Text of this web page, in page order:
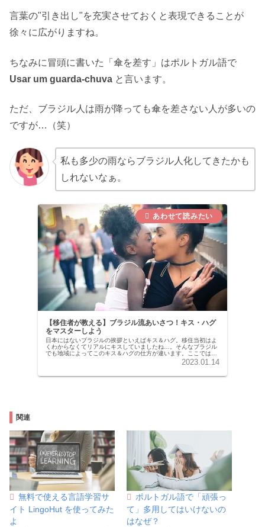
言葉の"引き出し"を充実させておくと表現できることが
徐々に広がりますね。
ちなみに冒頭に書いた「傘を差す」はポルトガル語で
Usar um guarda-chuva と言います。
ただ、ブラジル人は雨が降っても傘を差さない人が多いの
ですが…（笑）
私も多少の雨ならブラジル人化してきたかも
しれないなぁ。
【移住者が教える】ブラジル流あいさつ！キス・ハグ
をマスターしよう
日本にはないブラジルの挨拶といえばキス＆ハグ。移住当初はよ
くわからなくてリアルにキスしていましたね…。そんなブラジル
でも地域によってこのキス＆ハグの仕方が違います。ここではど
2023.01.14
関連
無料で使える言語学習サ
イト LingoHut を使ってみた
よ
ポルトガル語で「頑張っ
て」多用してはいけないの
はなぜ？